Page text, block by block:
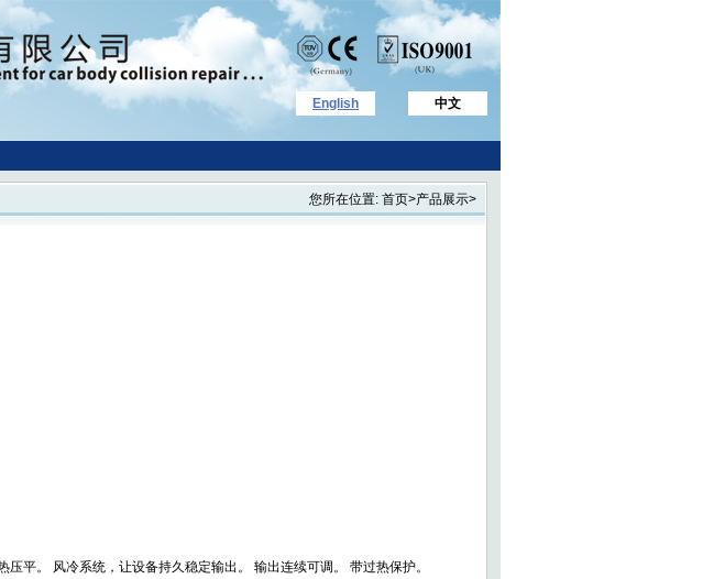
English 中文
您所在位置: 首页>产品展示>
平。 风冷系统，让设备持久稳定输出。 输出连续可调。 带过热保护。